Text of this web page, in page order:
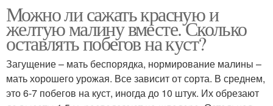
Можно ли сажать красную и
желтую малину вместе. Сколько
оставлять побегов на куст?
Загущение – мать беспорядка, нормирование малины –
мать хорошего урожая. Все зависит от сорта. В среднем,
это 6-7 побегов на куст, иногда до 10 штук. Их обрезают